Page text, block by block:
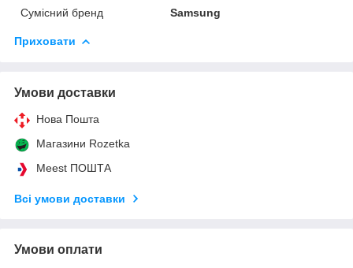
Сумісний бренд
Samsung
Приховати
Умови доставки
Нова Пошта
Магазини Rozetka
Meest ПОШТА
Всі умови доставки
Умови оплати